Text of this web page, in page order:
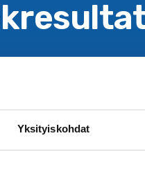
Yksityiskohdat
för “Alvar%2520Aalto”